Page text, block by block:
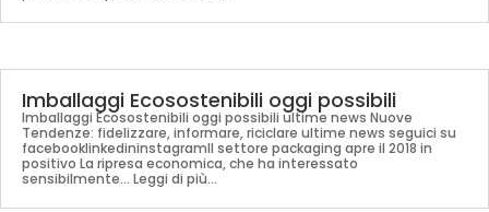
Imballaggi Ecosostenibili oggi possibili
Imballaggi Ecosostenibili oggi possibili ultime news Nuove
Tendenze: fidelizzare, informare, riciclare ultime news seguici su
facebooklinkedininstagramIl settore packaging apre il 2018 in
positivo La ripresa economica, che ha interessato
sensibilmente... Leggi di più...